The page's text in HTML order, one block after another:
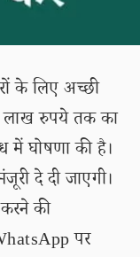
के लिए अच्छी
रुपये तक का
घोषणा की है।
दे दी जाएगी।
की
पर